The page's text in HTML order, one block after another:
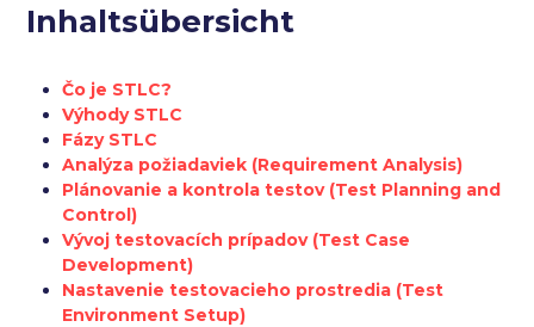
Inhaltsübersicht
Čo je STLC?
Výhody STLC
Fázy STLC
Analýza požiadaviek (Requirement Analysis)
Plánovanie a kontrola testov (Test Planning and
Control)
Vývoj testovacích prípadov (Test Case
Development)
Nastavenie testovacieho prostredia (Test
Environment Setup)